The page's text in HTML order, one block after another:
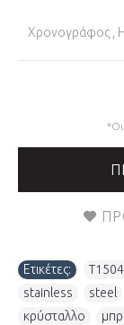
Χρονογράφος ,
Ετικέτες:
stainless
steel
κρύσταλλο